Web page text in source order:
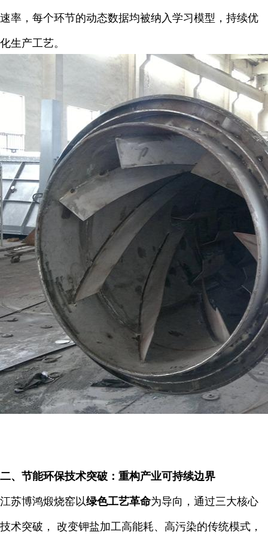
速率，每个环节的动态数据均被纳入学习模型，持续优
化生产工艺。
二、节能环保技术突破：重构产业可持续边界
江苏博鸿煅烧窑以绿色工艺革命为导向，通过三大核心
技术突破， 改变钾盐加工高能耗、高污染的传统模式，